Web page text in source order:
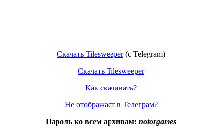
Скачать Tilesweeper(с Telegram)
Скачать Tilesweeper
Как скачивать?
Не отображает в Телеграм?
Пароль ко всем архивам: notorgames